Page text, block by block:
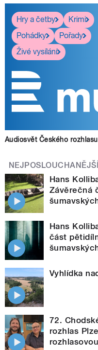
Hry a četby
Krimi
Pohádky
Pořady
Živé vysílání
Audiosvět Českého
NEJPOSLOUCHANĚJŠÍ
Hans
Závěrečná
Hans
část
Vyhlídka
72.
rozhlas